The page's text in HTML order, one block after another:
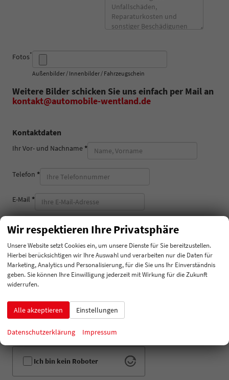
Fotos*
Außenbilder / Innenbilder / Fahrzeugschein
Weitere Bilder schicken Sie uns einfach per Mail an
kontakt@automobile-wentland.de
Kontaktdaten
Ihr Vor- und Nachname *
Telefon *
E-Mail *
Erwarteter Preis *
Ich willige ein, dass Automobile Wentland die von mir übermittelten
Informationen und Kontaktdaten dazu verwendet, um mit mir
anlässlich meiner Kontaktaufnahme in Verbindung zu treten, in
diesem Zusammenhang zu kommunizieren und meine Anfrage zu
Verwendung der E-Mail-Adresse und der Telefonnummer zu den
vorgenannten Zwecken.
Ich bin kein Roboter
Wir respektieren Ihre Privatsphäre
Unsere Website setzt Cookies ein, um unsere Dienste für Sie bereitzustellen.
Hierbei berücksichtigen wir Ihre Auswahl und verarbeiten nur die Daten für
Marketing, Analytics und Personalisierung, für die Sie uns Ihr Einverständnis
geben. Sie können Ihre Einwilligung jederzeit mit Wirkung für die Zukunft
widerrufen.
Alle akzeptieren Einstellungen
Datenschutzerklärung Impressum